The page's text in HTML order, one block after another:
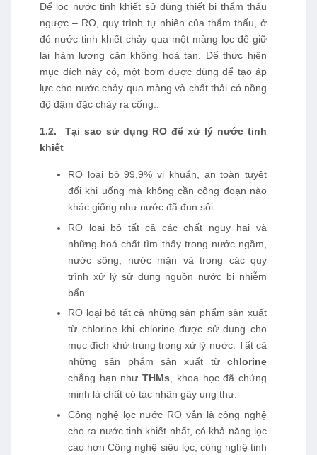
Để lọc nước tinh khiết sử dùng thiết bị thẩm thấu
ngược – RO, quy trình tự nhiên của thẩm thấu, ở
đó nước tinh khiết chảy qua một màng lọc để giữ
lại hàm lượng cặn không hoà tan. Để thực hiện
mục đích này có, một bơm được dùng để tạo áp
lực cho nước chảy qua màng và chất thải có nồng
độ đậm đặc chảy ra cống..
1.2. Tại sao sử dụng RO để xử lý nước tinh
khiết
RO loại bỏ 99,9% vi khuẩn, an toàn tuyệt
đối khi uống mà không cần công đoạn nào
khác giống như nước đã đun sôi.
RO loại bỏ tất cả các chất nguy hại và
những hoá chất tìm thấy trong nước ngầm,
nước sông, nước mặn và trong các quy
trình xử lý sử dụng nguồn nước bị nhiễm
bẩn.
RO loại bỏ tất cả những sản phẩm sản xuất
từ chlorine khi chlorine được sử dụng cho
mục đích khử trùng trong xử lý nước. Tất cả
những sản phẩm sản xuất từ chlorine
chẳng hạn nhưTHMs , khoa học đã chứng
minh là chất có tác nhân gây ung thư.
Công nghệ lọc nước RO vẫn là công nghệ
cho ra nước tinh khiết nhất, có khả năng lọc
cao hơn Công nghệ siêu lọc, công nghệ tinh